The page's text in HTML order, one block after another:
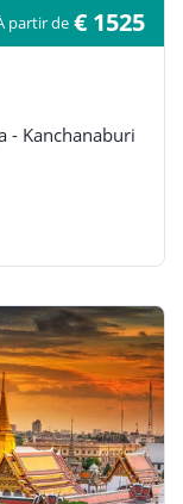
partir de € 1525
- Kanchanaburi